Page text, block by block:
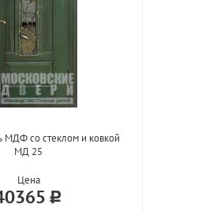
МДФ со стеклом и ковкой
МД 25
Цена